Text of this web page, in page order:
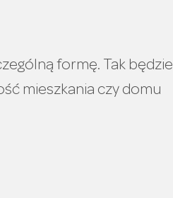
formę. Tak będzie
mieszkania czy domu